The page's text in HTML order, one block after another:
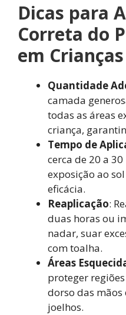
Dicas para
Correta do
em Crianças
Quantidade
camada
todas as áreas
criança,
Tempo de
cerca de 20 a
exposição ao
eficácia.
Reaplicação:
duas horas ou
nadar, suar
com toalha.
Áreas
proteger
dorso das mãos
joelhos.